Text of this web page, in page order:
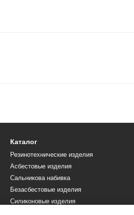
Каталог
Резинотехнические изделия
Асбестовые изделия
Сальникова набивка
Безасбестовые изделия
Силиконовые изделия